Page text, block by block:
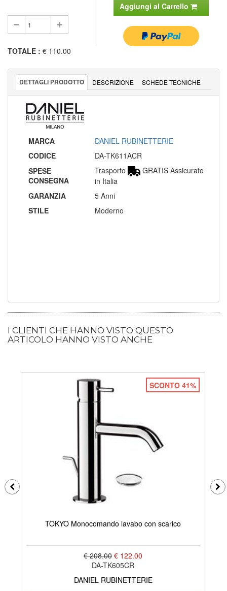
Aggiungi al Carrello
TOTALE : € 110.00
DETTAGLI PRODOTTO DESCRIZIONE SCHEDE TECNICHE
MARCA
DANIEL RUBINETTERIE
CODICE
DA-TK611ACR
SPESE
CONSEGNA
Trasporto
GRATIS Assicurato
in Italia
GARANZIA
5 Anni
STILE
Moderno
I CLIENTI CHE HANNO VISTO QUESTO
ARTICOLO HANNO VISTO ANCHE
SCONTO 41%
TOKYO Monocomando lavabo con scarico
€ 208.00 € 122.00
DA-TK605CR
DANIEL RUBINETTERIE